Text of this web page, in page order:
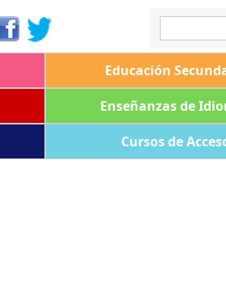
Educación
Enseñanzas de
Cursos de